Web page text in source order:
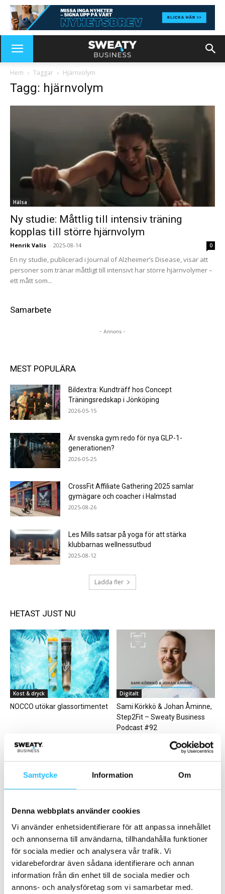
Samtycke Information Om
Denna webbplats använder cookies
Vi använder enhetsidentifierare för att anpassa innehållet
och annonserna till användarna, tillhandahålla funktioner
för sociala medier och analysera vår trafik. Vi
vidarebefordrar även sådana identifierare och annan
information från din enhet till de sociala medier och
annons- och analysföretag som vi samarbetar med.
Hem Taggar Hjärnvolym
Tagg: hjärnvolym
Hälsa
Ny studie: Måttlig till intensiv träning
kopplas till större hjärnvolym
Henrik Valis - 2025-08-14 0
En ny studie, publicerad i Journal of Alzheimer’s Disease, visar att
personer som tränar måttligt till intensivt har större hjärnvolymer –
ett mått som...
Samarbete
- Annons -
MEST POPULÄRA
Bildextra: Kundträff hos Concept
Träningsredskap i Jönköping
2026-05-15
Är svenska gym redo för nya GLP-1-
generationen?
2026-05-25
CrossFit Affiliate Gathering 2025 samlar
gymägare och coacher i Halmstad
2025-08-26
Les Mills satsar på yoga för att stärka
klubbarnas wellnessutbud
2025-08-12
Ladda fler
HETAST JUST NU
Kost & dryck
NOCCO utökar glassortimentet
Digitalt
Sami Körkkö & Johan Åminne,
Step2Fit – Sweaty Business
Podcast #92
Business
driftsresultatet under årets
andra kvartal
Digitalt
en bra digitaliseringsprocess?